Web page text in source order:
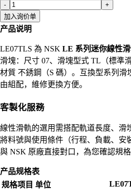
-
+
加入询价单
产品说明
LE07TLS 為 NSK LE 系列迷你線性滑
滑塊：尺寸 07、滑塊型式 TL（標準
材質 不銹鋼（S 碼）。互換型系列滑
由組配，維修更換方便。
客製化服務
線性滑軌的選用需搭配軌道長度、滑
將料號與使用條件（行程、負載、安
與 NSK 原廠直接對口，為您確認規格
产品规格表
规格项目 单位